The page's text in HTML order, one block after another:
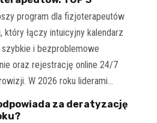
program dla fizjoterapeutów
który łączy intuicyjny kalendarz
i bezproblemowe
oraz rejestrację online 24/7
W 2026 roku liderami…
za deratyzację